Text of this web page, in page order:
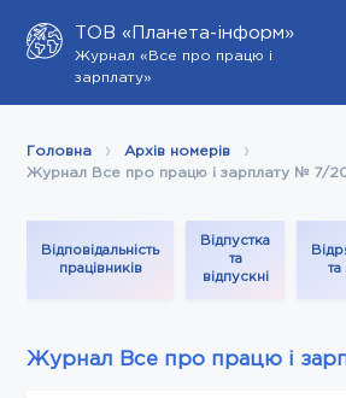
ТОВ «Планета-інформ»
Журнал «Все про працю і
зарплату»
Головна
Архів номерів
Журнал Все про працю і зарплату № 7/
Відповідальність
працівників
Відпустка
та
відпускні
та
Журнал Все про працю і